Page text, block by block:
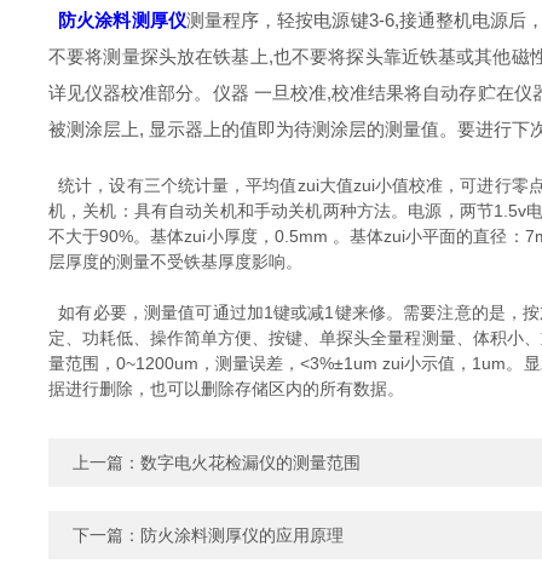
防火涂料测厚仪测量程序，轻按电源键3-6,接通整机电源后
不要将测量探头放在铁基上,也不要将探头靠近铁基或其他
详见仪器校准部分。仪器 一旦校准,校准结果将自动存贮在
被测涂层上, 显示器上的值即为待测涂层的测量值。要进行
统计，设有三个统计量，平均值zui大值zui小值校准，可进行
机，关机：具有自动关机和手动关机两种方法。电源，两节
不大于90%。基体zui小厚度，0.5mm 。基体zui小平面的直径：
层厚度的测量不受铁基厚度影响。
如有必要，测量值可通过加1键或减1键来修。需要注意的是，
定、功耗低、操作简单方便、按键、单探头全量程测量、体积小
量范围，0~1200um，测量误差，<3%±1um zui小示值，1um。
据进行删除，也可以删除存储区内的所有数据。
上一篇： 数字电火花检漏仪的测量范围
下一篇： 防火涂料测厚仪的应用原理